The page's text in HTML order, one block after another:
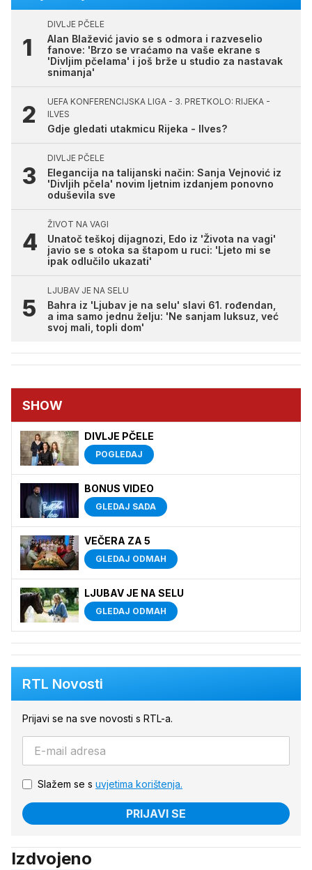
DIVLJE PČELE
Alan Blažević javio se s odmora i razveselio
fanove: 'Brzo se vraćamo na vaše ekrane s
'Divljim pčelama' i još brže u studio za nastavak
snimanja'
UEFA KONFERENCIJSKA LIGA - 3. PRETKOLO: RIJEKA -
ILVES
Gdje gledati utakmicu Rijeka - Ilves?
DIVLJE PČELE
Elegancija na talijanski način: Sanja Vejnović iz
'Divljih pčela' novim ljetnim izdanjem ponovno
oduševila sve
ŽIVOT NA VAGI
Unatoč teškoj dijagnozi, Edo iz 'Života na vagi'
javio se s otoka sa štapom u ruci: 'Ljeto mi se
ipak odlučilo ukazati'
LJUBAV JE NA SELU
Bahra iz 'Ljubav je na selu' slavi 61. rođendan,
a ima samo jednu želju: 'Ne sanjam luksuz, već
svoj mali, topli dom'
SHOW
DIVLJE PČELE
POGLEDAJ
BONUS VIDEO
GLEDAJ SADA
VEČERA ZA 5
GLEDAJ ODMAH
LJUBAV JE NA SELU
GLEDAJ ODMAH
RTL Novosti
Prijavi se na sve novosti s RTL-a.
Slažem se s uvjetima korištenja.
PRIJAVI SE
Izdvojeno